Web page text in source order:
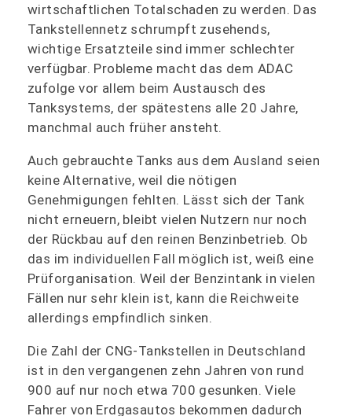
wirtschaftlichen Totalschaden zu werden. Das
Tankstellennetz schrumpft zusehends,
wichtige Ersatzteile sind immer schlechter
verfügbar. Probleme macht das dem ADAC
zufolge vor allem beim Austausch des
Tanksystems, der spätestens alle 20 Jahre,
manchmal auch früher ansteht.
Auch gebrauchte Tanks aus dem Ausland seien
keine Alternative, weil die nötigen
Genehmigungen fehlten. Lässt sich der Tank
nicht erneuern, bleibt vielen Nutzern nur noch
der Rückbau auf den reinen Benzinbetrieb. Ob
das im individuellen Fall möglich ist, weiß eine
Prüforganisation. Weil der Benzintank in vielen
Fällen nur sehr klein ist, kann die Reichweite
allerdings empfindlich sinken.
Die Zahl der CNG-Tankstellen in Deutschland
ist in den vergangenen zehn Jahren von rund
900 auf nur noch etwa 700 gesunken. Viele
Fahrer von Erdgasautos bekommen dadurch